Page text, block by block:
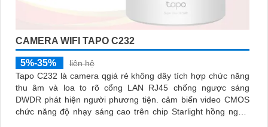
CAMERA WIFI TAPO C232
5%-35%
liên hệ
Tapo C232 là camera qgiá rẻ không dây tích hợp chức năng
thu âm và loa to rõ cổng LAN RJ45 chống ngược sáng
DWDR phát hiện người phương tiện. cảm biến video CMOS
chức năng độ nhạy sáng cao trên chip Starlight hồng ngoại